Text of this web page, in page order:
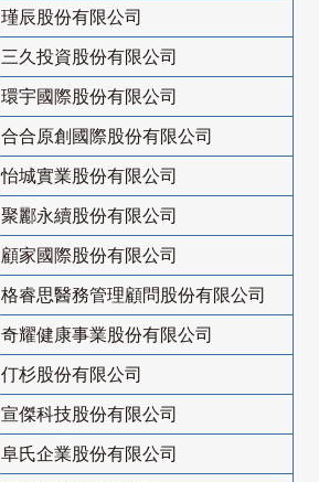
瑾辰股份有限公司
三久投資股份有限公司
環宇國際股份有限公司
合合原創國際股份有限公司
怡城實業股份有限公司
聚酈永續股份有限公司
顧家國際股份有限公司
格睿思醫務管理顧問股份有限公司
奇耀健康事業股份有限公司
仃杉股份有限公司
宣傑科技股份有限公司
阜氏企業股份有限公司